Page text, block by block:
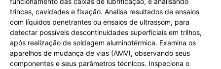
trincas, cavidades e fixação. Analisa resultados de ensaios
com líquidos penetrantes ou ensaios de ultrassom, para
detectar possíveis descontinuidades superficiais em trilhos,
após realização de soldagem aluminotérmica. Examina os
aparelhos de mudança de vias (AMV), observando seus
componentes e seus parâmetros técnicos. Inspeciona o